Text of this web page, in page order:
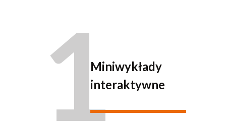
1Miniwykłady
interaktywne